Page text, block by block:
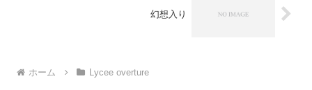
幻想入り
ホーム Lycee overture